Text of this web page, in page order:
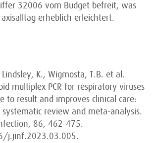
32006 vom Budget befreit, was
erheblich erleichtert.
Lindsley, K., Wigmosta, T.B. et al.
multiplex PCR for respiratory viruses
to result and improves clinical care:
systematic review and meta-analysis.
86, 462-475.
j.jinf.2023.03.005.